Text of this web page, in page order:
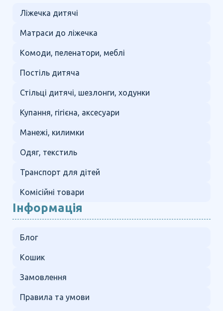
Ліжечка дитячі
Матраси до ліжечка
Комоди, пеленатори, меблі
Постіль дитяча
Стільці дитячі, шезлонги, ходунки
Купання, гігієна, аксесуари
Манежі, килимки
Одяг, текстиль
Транспорт для дітей
Комісійні товари
Інформація
Блог
Кошик
Замовлення
Правила та умови